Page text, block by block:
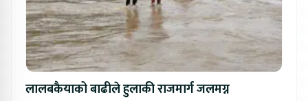
लालबकैयाको बाढीले हुलाकी राजमार्ग जलमग्न